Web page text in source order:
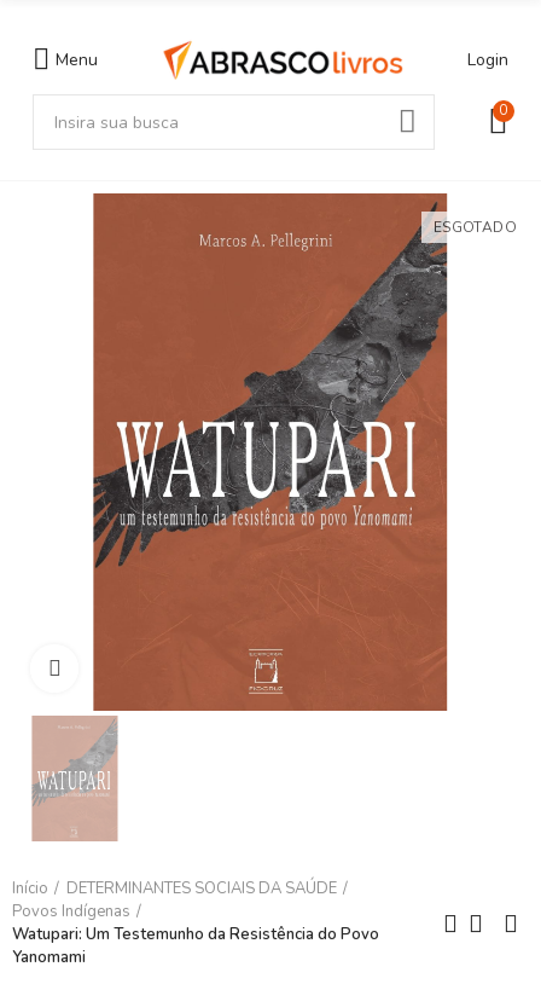
Menu Login
0
ESGOTADO
Início
DETERMINANTES SOCIAIS DA SAÚDE
Povos Indígenas
Watupari: Um Testemunho da Resistência do Povo
Yanomami